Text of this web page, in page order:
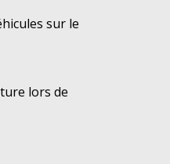
sur le
lors de